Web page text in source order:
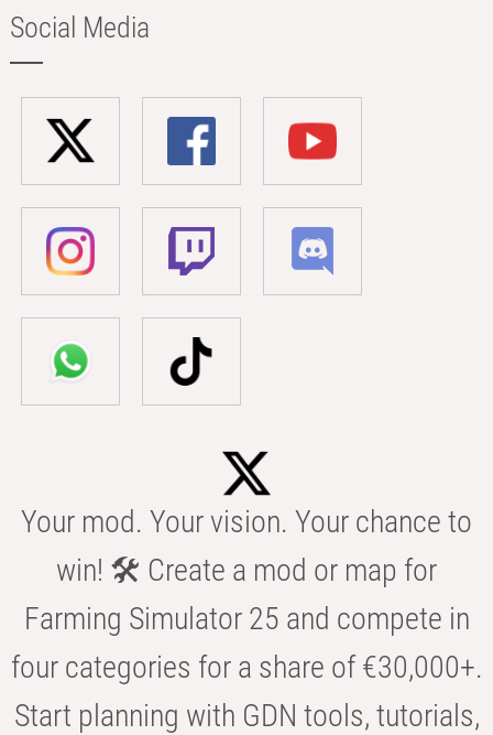
Social Media
Your mod. Your vision. Your chance to
win! 🛠️ Create a mod or map for
Farming Simulator 25 and compete in
four categories for a share of €30,000+.
Start planning with GDN tools, tutorials,